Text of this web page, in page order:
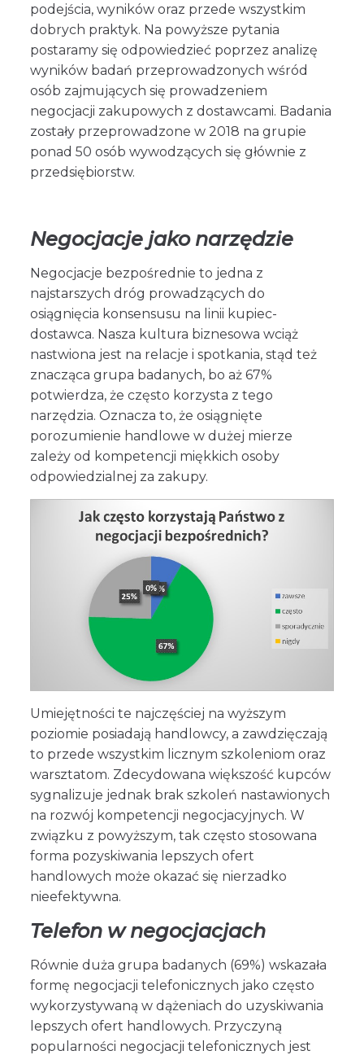
podejścia, wyników oraz przede wszystkim
dobrych praktyk. Na powyższe pytania
postaramy się odpowiedzieć poprzez analizę
wyników badań przeprowadzonych wśród
osób zajmujących się prowadzeniem
negocjacji zakupowych z dostawcami. Badania
zostały przeprowadzone w 2018 na grupie
ponad 50 osób wywodzących się głównie z
przedsiębiorstw.
Negocjacje jako narzędzie
Negocjacje bezpośrednie to jedna z
najstarszych dróg prowadzących do
osiągnięcia konsensusu na linii kupiec-
dostawca. Nasza kultura biznesowa wciąż
nastwiona jest na relacje i spotkania, stąd też
znacząca grupa badanych, bo aż 67%
potwierdza, że często korzysta z tego
narzędzia. Oznacza to, że osiągnięte
porozumienie handlowe w dużej mierze
zależy od kompetencji miękkich osoby
odpowiedzialnej za zakupy.
Umiejętności te najczęściej na wyższym
poziomie posiadają handlowcy, a zawdzięczają
to przede wszystkim licznym szkoleniom oraz
warsztatom. Zdecydowana większość kupców
sygnalizuje jednak brak szkoleń nastawionych
na rozwój kompetencji negocjacyjnych. W
związku z powyższym, tak często stosowana
forma pozyskiwania lepszych ofert
handlowych może okazać się nierzadko
nieefektywna.
Telefon w negocjacjach
Równie duża grupa badanych (69%) wskazała
formę negocjacji telefonicznych jako często
wykorzystywaną w dążeniach do uzyskiwania
lepszych ofert handlowych. Przyczyną
popularności negocjacji telefonicznych jest